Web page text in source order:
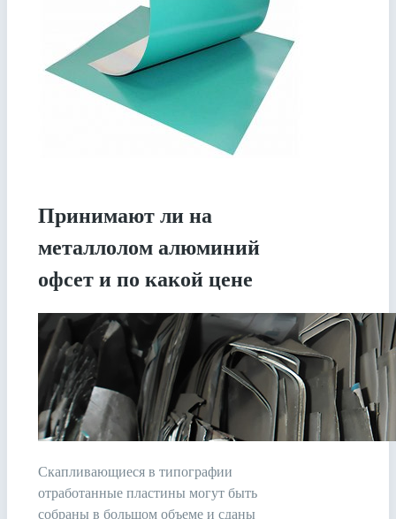
Принимают ли на
металлолом алюминий
офсет и по какой цене
Скапливающиеся в типографии
отработанные пластины могут быть
собраны в большом объеме и сданы